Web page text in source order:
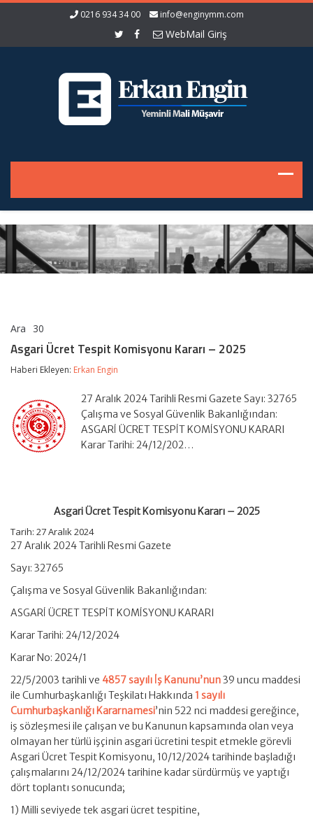
0216 934 34 00 info@enginymm.com
WebMail Giriş
Ara 30
Tespit
Komisyonu
Kararı
için
Asgari Ücret Tespit Komisyonu Kararı – 2025
Haberi Ekleyen: Erkan Engin
27 Aralık 2024 Tarihli Resmi Gazete Sayı: 32765
Çalışma ve Sosyal Güvenlik Bakanlığından:
ASGARİ ÜCRET TESPİT KOMİSYONU KARARI
Karar Tarihi: 24/12/202…
Asgari Ücret Tespit Komisyonu Kararı – 2025
Tarih: 27 Aralık 2024
27 Aralık 2024 Tarihli Resmi Gazete
Sayı: 32765
Çalışma ve Sosyal Güvenlik Bakanlığından:
ASGARİ ÜCRET TESPİT KOMİSYONU KARARI
Karar Tarihi: 24/12/2024
Karar No: 2024/1
22/5/2003 tarihli ve 4857 sayılı İş Kanunu’nun39 uncu maddesi
ile Cumhurbaşkanlığı Teşkilatı Hakkında 1 sayılı
Cumhurbaşkanlığı Kararnamesi’nin 522 nci maddesi gereğince,
iş sözleşmesi ile çalışan ve bu Kanunun kapsamında olan veya
olmayan her türlü işçinin asgari ücretini tespit etmekle görevli
Asgari Ücret Tespit Komisyonu, 10/12/2024 tarihinde başladığı
çalışmalarını 24/12/2024 tarihine kadar sürdürmüş ve yaptığı
dört toplantı sonucunda;
1) Milli seviyede tek asgari ücret tespitine,